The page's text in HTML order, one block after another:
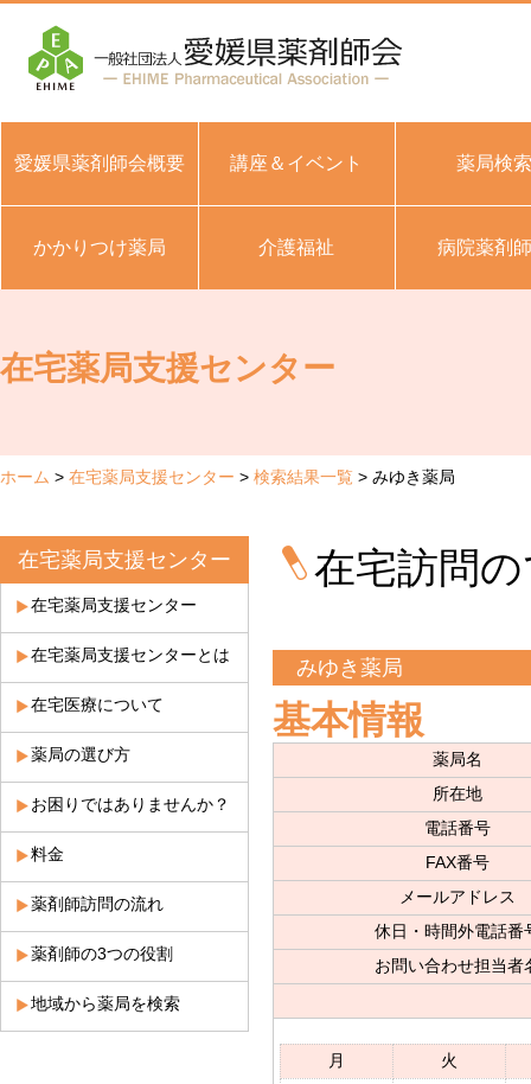
愛媛県薬剤師会概要 講座＆イベント 薬局検索
かかりつけ薬局 介護福祉 病院薬剤
在宅薬局支援センター
ホーム 在宅薬局支援センター 検索結果一覧 みゆき薬局
在宅薬局支援センター
在宅薬局支援センター
在宅薬局支援センターとは
在宅医療について
薬局の選び方
お困りではありませんか？
料金
薬剤師訪問の流れ
薬剤師の3つの役割
地域から薬局を検索
在宅訪問
みゆき薬局
基本情報
薬局名
所在地
電話番号
FAX番号
メールアドレス
休日・時間外電話番
お問い合わせ担当者
月
火